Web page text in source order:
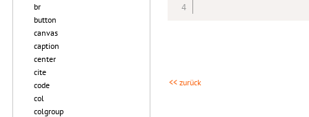
br
button
canvas
caption
center
cite
code
col
colgroup
<< zurück